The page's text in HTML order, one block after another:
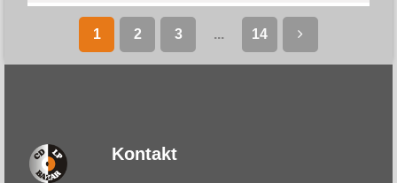
1 2 3 ... 14
Kontakt